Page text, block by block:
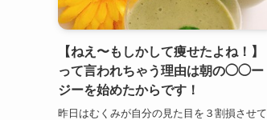
【ねえ〜もしかして痩せたよね！】
って言われちゃう理由は朝の◯◯ー
ジーを始めたからです！
昨日はむくみが自分の見た目を３割損させて